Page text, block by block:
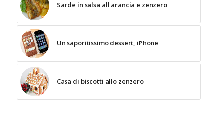
Sarde in salsa all arancia e zenzero
Un saporitissimo dessert, iPhone
Casa di biscotti allo zenzero